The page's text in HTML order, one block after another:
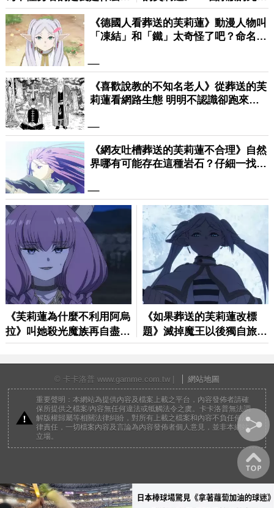
© 卡卡洛普 www.gamme.com.tw | 網站地圖
重要聲明：本網站為提供內容及檔案上載之平台，內容發佈者請確
保所提供之檔案/內容無任何違法或牴觸法令之虞。卡卡洛普無法調
解版權歸屬等相關法律糾紛，對所有上載之檔案和內容不負任何法
律責任，一切檔案內容及言論為內容發佈者個人意見，並非本網站
立場。